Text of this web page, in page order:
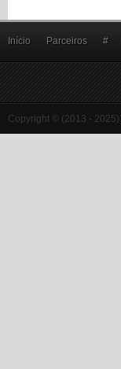
Início Parceiros #
Copyright © (2013 - 2025)